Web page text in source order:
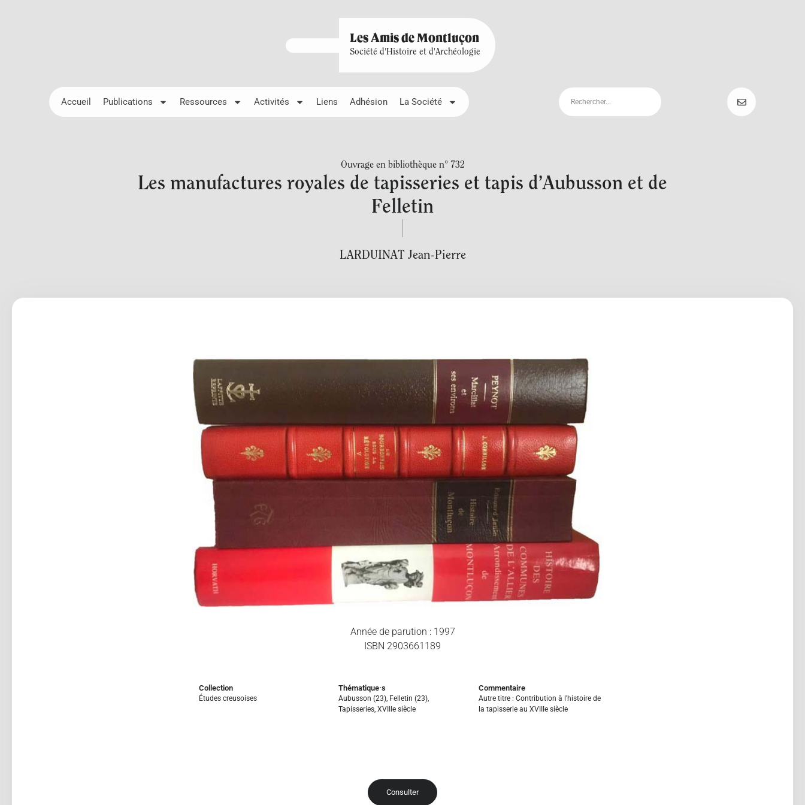
Les Amis de Montluçon
Société d'Histoire et d'Archéologie
Accueil Publications Ressources Activités Liens Adhésion La Société
Ouvrage en bibliothèque n° 732
Les manufactures royales de tapisseries et tapis d’Aubusson et de
Felletin
LARDUINAT Jean-Pierre
Année de parution : 1997
ISBN 2903661189
Collection
Études creusoises
Thématique·s
Aubusson (23) Felletin (23)
Tapisseries ,XVIIIe siècle
Commentaire
Autre titre : Contribution à l'histoire de
la tapisserie au XVIIIe siècle
Consulter